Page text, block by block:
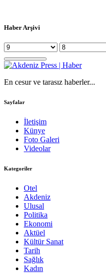
Haber Arşivi
En cesur ve tarasız haberler...
Sayfalar
İletişim
Künye
Foto Galeri
Videolar
Kategoriler
Otel
Akdeniz
Ulusal
Politika
Ekonomi
Aktüel
Kültür Sanat
Tarih
Sağlık
Kadın